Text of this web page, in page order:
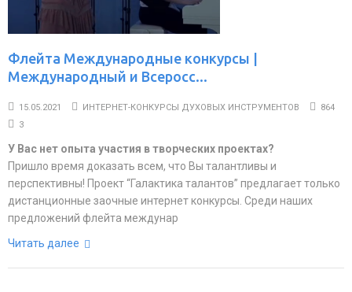
Флейта Международные конкурсы |
Международный и Всеросс...
15.05.2021 ИНТЕРНЕТ-КОНКУРСЫ ДУХОВЫХ ИНСТРУМЕНТОВ
864
3
У Вас нет опыта участия в творческих проектах?
Пришло время доказать всем, что Вы талантливы и
перспективны! Проект “Галактика талантов” предлагает только
дистанционные заочные интернет конкурсы. Среди наших
предложений флейта междунар
Читать далее